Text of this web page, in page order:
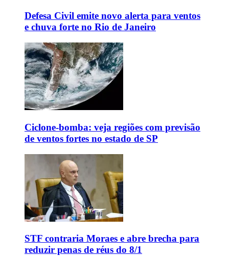
Defesa Civil emite novo alerta para ventos
e chuva forte no Rio de Janeiro
Ciclone-bomba: veja regiões com previsão
de ventos fortes no estado de SP
STF contraria Moraes e abre brecha para
reduzir penas de réus do 8/1